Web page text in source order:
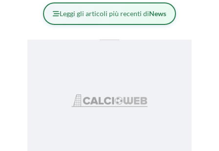
Leggi gli articoli più recenti diNews